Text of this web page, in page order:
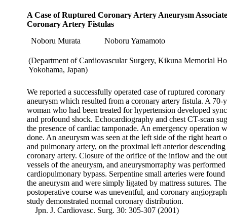
A Case of Ruptured Coronary Artery Aneurysm
Coronary Artery Fistulas
(Department of Cardiovascular Surgery, Kikuna Memorial
Yokohama, Japan)
Noboru Murata Noboru Yamamoto
We reported a successfully operated case of ruptured coronary
aneurysm which resulted from a coronary artery fistula. A 70-
woman who had been treated for hypertension developed
and profound shock. Echocardiography and chest CT-scan
the presence of cardiac tamponade. An emergency operation
done. An aneurysm was seen at the left side of the right heart
and pulmonary artery, on the proximal left anterior descending
coronary artery. Closure of the orifice of the inflow and the
vessels of the aneurysm, and aneurysmorraphy was
cardiopulmonary bypass. Serpentine small arteries were found
the aneurysm and were simply ligated by mattress sutures. The
postoperative course was uneventful, and coronary
study demonstrated normal coronary distribution.
Jpn. J. Cardiovasc. Surg. 30: 305-307 (2001)